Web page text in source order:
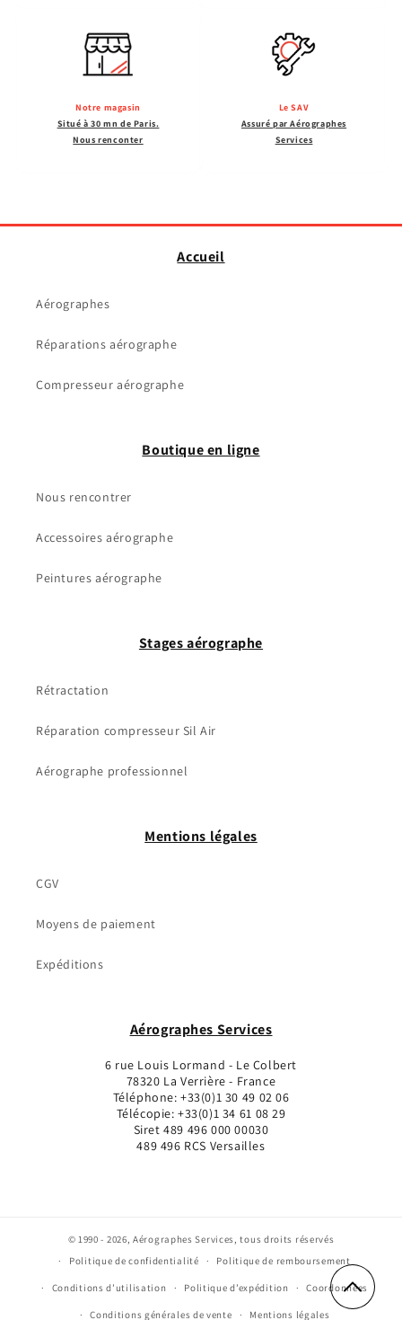
Notre magasin
Situé à 30 mn de Paris.
Nous renconter
Le SAV
Assuré par Aérographes
Services
Accueil
Aérographes
Réparations aérographe
Compresseur aérographe
Boutique en ligne
Nous rencontrer
Accessoires aérographe
Peintures aérographe
Stages aérographe
Rétractation
Réparation compresseur Sil Air
Aérographe professionnel
Mentions légales
CGV
Moyens de paiement
Expéditions
Aérographes Services
6 rue Louis Lormand - Le Colbert
78320 La Verrière - France
Téléphone: +33(0)1 30 49 02 06
Télécopie: +33(0)1 34 61 08 29
Siret 489 496 000 00030
489 496 RCS Versailles
© 1990 - 2026, Aérographes Services, tous droits réservés
Politique de confidentialité
Politique de remboursement
Conditions d’utilisation Politique d’expédition Coordonnées
Conditions générales de vente Mentions légales